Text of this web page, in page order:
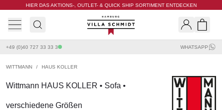
HIER DAS AKTIONS-, OUTLET- & QUICK SHIP SORTIMENT ENTDECKEN
Villa Schmidt
+49 (0)40 727 33 33 3 WHATSAPP
WITTMANN / HAUS KOLLER
Wittmann HAUS KOLLER • Sofa •
verschiedene Größen